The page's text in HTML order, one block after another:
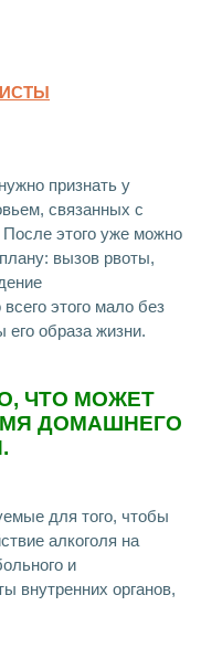
признать у
связанных с
После этого уже можно
вызов рвоты,
этого мало без
его образа жизни.
ЧТО МОЖЕТ
ДОМАШНЕГО
для того, чтобы
алкоголя на
и
внутренних органов,